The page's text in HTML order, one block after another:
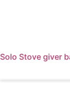
Solo Stove giver